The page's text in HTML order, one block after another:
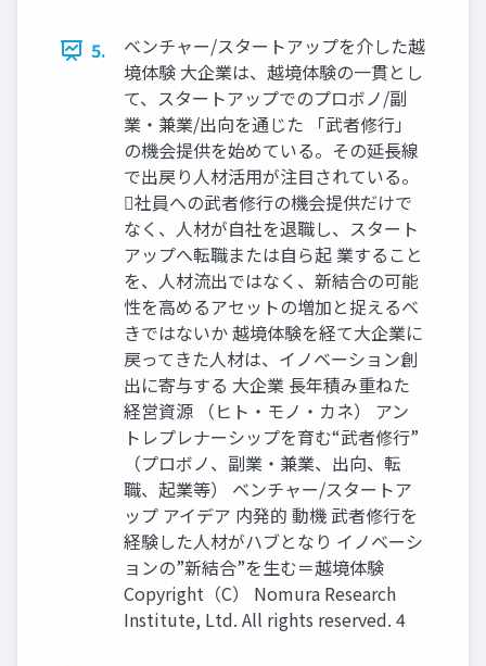
5.
ベンチャー/スタートアップを介した越
境体験 大企業は、越境体験の一貫とし
て、スタートアップでのプロボノ/副
業・兼業/出向を通じた 「武者修行」
の機会提供を始めている。その延⾧線
で出戻り人材活用が注目されている。
社員への武者修行の機会提供だけで
なく、人材が自社を退職し、スタート
アップへ転職または自ら起 業すること
を、人材流出ではなく、新結合の可能
性を高めるアセットの増加と捉えるべ
きではないか 越境体験を経て大企業に
戻ってきた人材は、イノベーション創
出に寄与する 大企業 ⾧年積み重ねた
経営資源 （ヒト・モノ・カネ） アン
トレプレナーシップを育む“武者修行”
（プロボノ、副業・兼業、出向、転
職、起業等） ベンチャー/スタートア
ップ アイデア 内発的 動機 武者修行を
経験した人材がハブとなり イノベーシ
ョンの”新結合”を生む＝越境体験
Copyright（C） Nomura Research
Institute, Ltd. All rights reserved. 4